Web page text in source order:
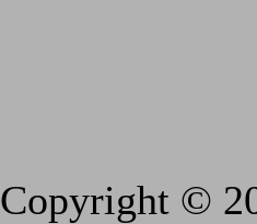
Copyright ©